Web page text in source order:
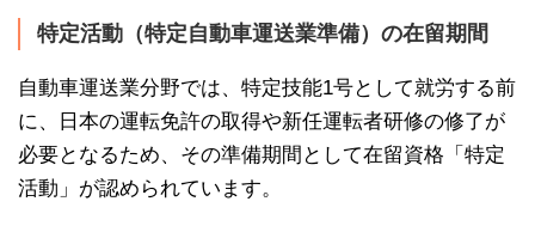
特定活動（特定自動車運送業準備）の在留期間
自動車運送業分野では、特定技能1号として就労する前
に、日本の運転免許の取得や新任運転者研修の修了が
必要となるため、その準備期間として在留資格「特定
活動」が認められています。